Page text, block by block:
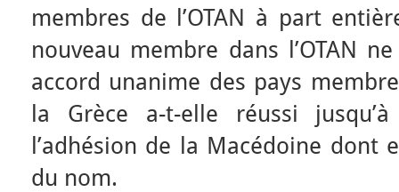
membres de l’OTAN à part
nouveau membre dans l’OTAN
accord unanime des pays
la Grèce a-t-elle réussi
l’adhésion de la Macédoine dont
du nom.